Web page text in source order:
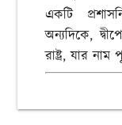
একটি
অন্যদিকে,
রাষ্ট্র, যার